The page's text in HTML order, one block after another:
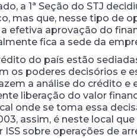
a 1ª Seção do STJ
mas que, nesse tipo de
efetiva aprovação do
fica a sede da
do país estão
os poderes decisórios e
a análise do crédito
liberação do valor
onde se toma essa
assim, é neste local
sobre operações de